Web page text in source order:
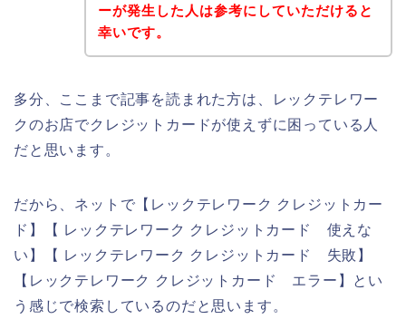
ーが発生した人は参考にしていただけると
幸いです。
多分、ここまで記事を読まれた方は、レックテレワー
クのお店でクレジットカードが使えずに困っている人
だと思います。
だから、ネットで【レックテレワーク クレジットカー
ド】【 レックテレワーク クレジットカード 使えな
い】【 レックテレワーク クレジットカード 失敗】
【レックテレワーク クレジットカード エラー】とい
う感じで検索しているのだと思います。